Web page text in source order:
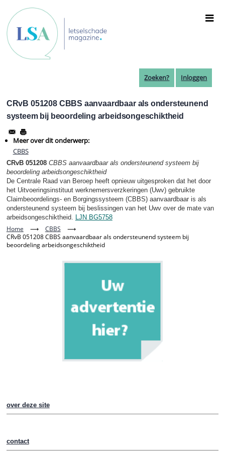
naar
de
inhoud
gaan
Zoeken? Inloggen
CRvB 051208 CBBS aanvaardbaar als ondersteunend
systeem bij beoordeling arbeidsongeschiktheid
Meer over dit onderwerp:
CBBS
CRvB 051208 CBBS aanvaardbaar als ondersteunend systeem bij
beoordeling arbeidsongeschiktheid
De Centrale Raad van Beroep heeft opnieuw uitgesproken dat het door
het Uitvoeringsinstituut werknemersverzkeringen (Uwv) gebruikte
Claimbeoordelings- en Borgingssysteem (CBBS) aanvaardbaar is als
ondersteunend systeem bij beslissingen van het Uwv over de mate van
arbeidsongeschiktheid. LJN BG5758
Home ⟶ CBBS
⟶
CRvB 051208 CBBS aanvaardbaar als ondersteunend systeem bij
beoordeling arbeidsongeschiktheid
over deze site
contact